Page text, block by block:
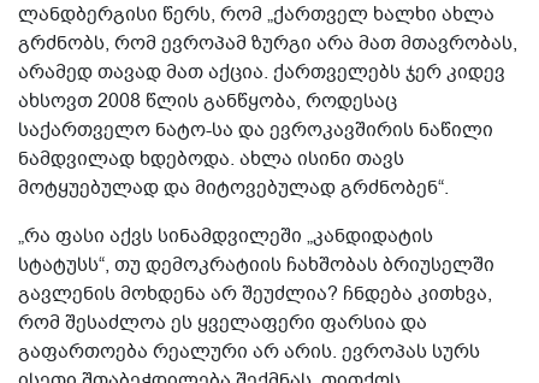
ლანდბერგისი წერს, რომ „ქართველ ხალხი ახლა
გრძნობს, რომ ევროპამ ზურგი არა მათ მთავრობას,
არამედ თავად მათ აქცია. ქართველებს ჯერ კიდევ
ახსოვთ 2008 წლის განწყობა, როდესაც
საქართველო ნატო-სა და ევროკავშირის ნაწილი
ნამდვილად ხდებოდა. ახლა ისინი თავს
მოტყუებულად და მიტოვებულად გრძნობენ“.
„რა ფასი აქვს სინამდვილეში „კანდიდატის
სტატუსს“, თუ დემოკრატიის ჩახშობას ბრიუსელში
გავლენის მოხდენა არ შეუძლია? ჩნდება კითხვა,
რომ შესაძლოა ეს ყველაფერი ფარსია და
გაფართოება რეალური არ არის. ევროპას სურს